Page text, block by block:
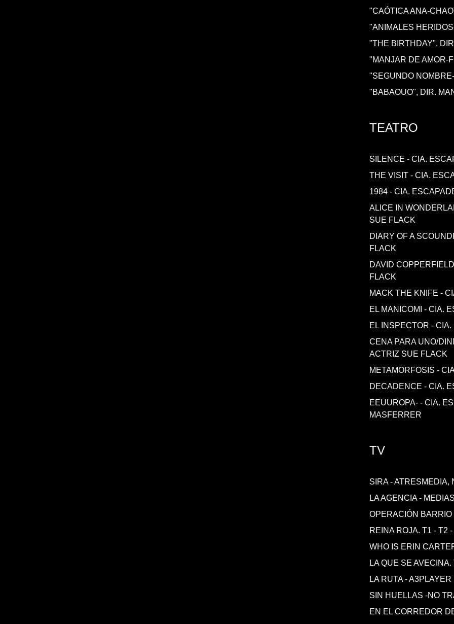
"CAÓTICA ANA-
"ANIMALES
"THE BIRTHDAY",
"MANJAR DE AMOR-
"SEGUNDO
"BABAOUO", DIR.
TEATRO
SILENCE - CIA.
THE VISIT - CIA.
1984 - CIA.
ALICE IN
SUE FLACK
DIARY OF A
FLACK
DAVID
FLACK
MACK THE KNIFE -
EL MANICOMI - CIA.
EL INSPECTOR -
CENA PARA UNO/
ACTRIZ SUE FLACK
METAMORFOSIS -
DECADENCE - CIA.
EEUUROPA- - CIA.
MASFERRER
TV
SIRA - ATRESMEDIA,
LA AGENCIA -
OPERACIÓN
REINA ROJA. T1 - T2
WHO IS ERIN
LA QUE SE
LA RUTA - A3PLAYER
SIN HUELLAS -NO
EN EL CORREDOR